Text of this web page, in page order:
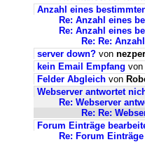
Anzahl eines
Re: Anzahl eines
Re: Anzahl eines
Re: Re:
server down? von
kein Email Empfang von
Felder Abgleich von
Webserver antwortet
Re: Webserver
Re: Re:
Forum Einträge
Re: Forum